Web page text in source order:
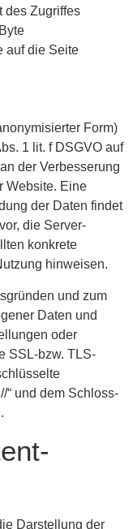
des Zugriffes
auf die Seite
Form)
1 lit. f DSGVO auf
der Verbesserung
Website. Eine
der Daten findet
die Server-
konkrete
hinweisen.
und zum
Daten und
oder
SSL-bzw. TLS-
“ und dem Schloss-
Darstellung der